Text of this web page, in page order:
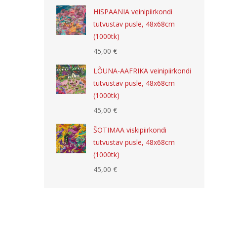
HISPAANIA veinipiirkondi
tutvustav pusle, 48x68cm
(1000tk)
45,00 €
LÕUNA-AAFRIKA veinipiirkondi
tutvustav pusle, 48x68cm
(1000tk)
45,00 €
ŠOTIMAA viskipiirkondi
tutvustav pusle, 48x68cm
(1000tk)
45,00 €